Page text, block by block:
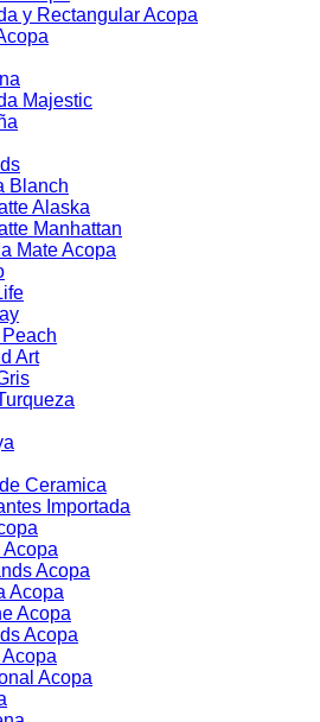
y Rectangular Acopa
Majestic
Blanch
Alaska
Manhattan
Mate Acopa
Art
Ceramica
Importada
Acopa
Acopa
Acopa
Acopa
Acopa
Acopa